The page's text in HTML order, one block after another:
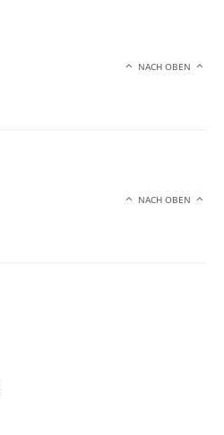
NACH OBEN
NACH OBEN